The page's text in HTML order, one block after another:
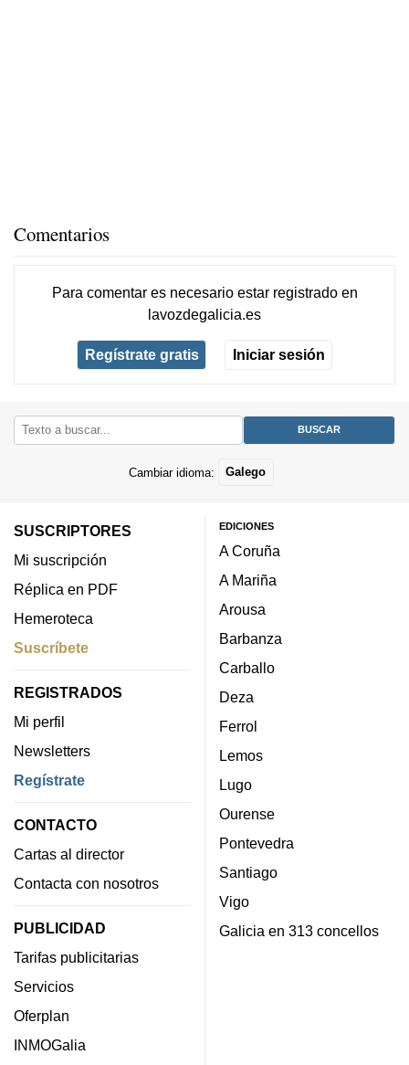
Comentarios
Para comentar es necesario estar registradoen
lavozdegalicia.es
Regístrate gratis Iniciar sesión
Cambiar idioma: Galego
SUSCRIPTORES
Mi suscripción
Réplica en PDF
Hemeroteca
Suscríbete
REGISTRADOS
Mi perfil
Newsletters
Regístrate
CONTACTO
Cartas al director
Contacta con nosotros
PUBLICIDAD
Tarifas publicitarias
Servicios
Oferplan
INMOGalia
EDICIONES
A Coruña
A Mariña
Arousa
Barbanza
Carballo
Deza
Ferrol
Lemos
Lugo
Ourense
Pontevedra
Santiago
Vigo
Galicia en 313 concellos